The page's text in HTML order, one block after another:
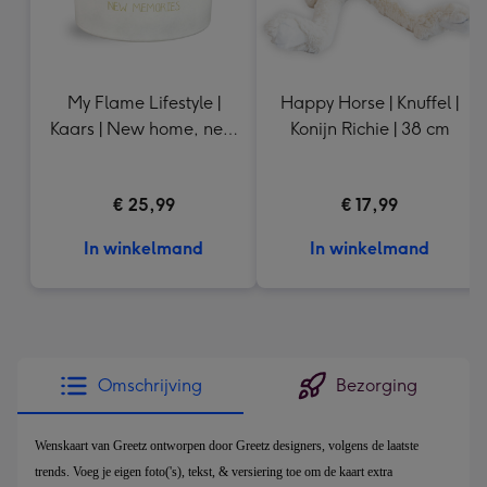
My Flame Lifestyle |
Kaars | New home, new
€ 25,99
In winkelmand
Happy Horse | Knuffel |
Konijn Richie | 38 cm
€ 17,99
In winkelmand
Omschrijving Bezorging
Wenskaart van Greetz ontworpen door Greetz designers, volgens de laatste
trends. Voeg je eigen foto('s), tekst, & versiering toe om de kaart extra